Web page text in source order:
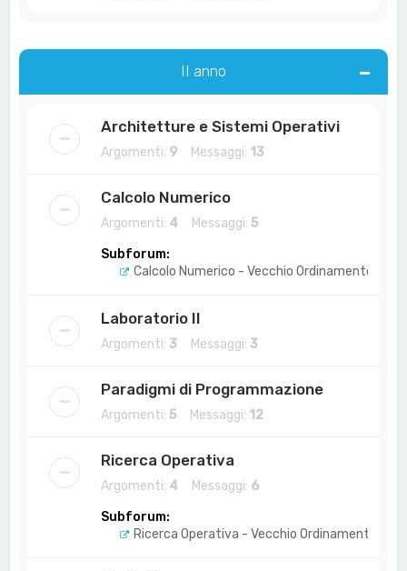
II anno
Architetture e Sistemi Operativi
Argomenti: 9 Messaggi: 13
Calcolo Numerico
Argomenti: 4 Messaggi: 5
Subforum:
Calcolo Numerico - Vecchio Ordinamento
Laboratorio II
Argomenti: 3 Messaggi: 3
Paradigmi di Programmazione
Argomenti: 5 Messaggi: 12
Ricerca Operativa
Argomenti: 4 Messaggi: 6
Subforum:
Ricerca Operativa - Vecchio Ordinamento